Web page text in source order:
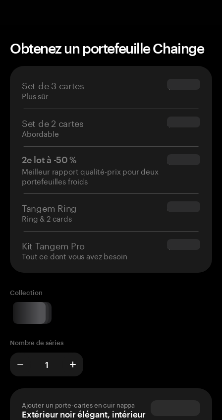
Obtenez un portefeuille Chainge
Set de 3 cartes
Plus sûr
$69.90
Set de 2 cartes
Abordable
$54.90
2e lot à -50 %
Meilleur rapport qualité-prix pour deux
portefeuilles froids
$34.95
Tangem Ring
Ring & 2 cards
$160.00
Kit Tangem Pro
Tout ce dont vous avez besoin
$180.00
Collection
Nombre de séries
Ajouter un porte-cartes en cuir nappa
Extérieur noir élégant, intérieur